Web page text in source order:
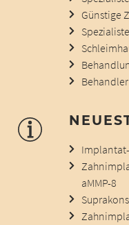
Günstige
aMMP-8